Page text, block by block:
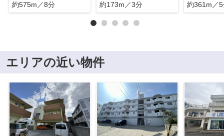
約575m／8分
約173m／3分
約361m／
エリアの近い物件